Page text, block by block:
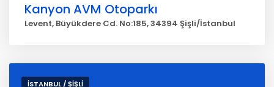
Kanyon AVM Otoparkı
Levent, Büyükdere Cd. No:185, 34394 Şişli/İstanbul
İSTANBUL / ŞİŞLİ